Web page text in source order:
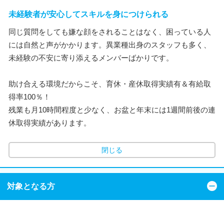
未経験者が安心してスキルを身につけられる
同じ質問をしても嫌な顔をされることはなく、困っている人
には自然と声がかかります。異業種出身のスタッフも多く、
未経験の不安に寄り添えるメンバーばかりです。
助け合える環境だからこそ、育休・産休取得実績有＆有給取
得率100％！
残業も月10時間程度と少なく、お盆と年末には1週間前後の連
休取得実績があります。
閉じる
対象となる方